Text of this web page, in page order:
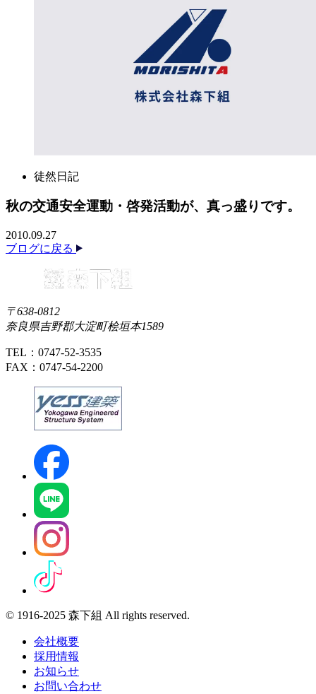
徒然日記
秋の交通安全運動・啓発活動が、真っ盛りです。
2010.09.27
ブログに戻る
〒638-0812
奈良県吉野郡大淀町桧垣本1589
TEL：0747-52-3535
FAX：0747-54-2200
© 1916-2025 森下組 All rights reserved.
会社概要
採用情報
お知らせ
お問い合わせ